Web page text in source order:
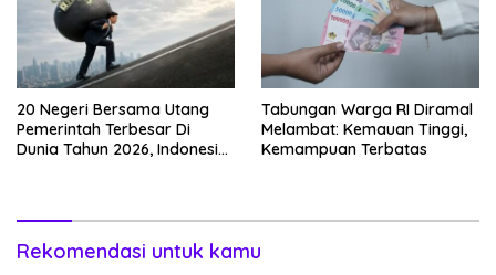
20 Negeri Bersama Utang
Pemerintah Terbesar Di
Dunia Tahun 2026, Indonesia
Tabungan Warga RI Diramal
Melambat: Kemauan Tinggi,
Kemampuan Terbatas
Rekomendasi untuk kamu